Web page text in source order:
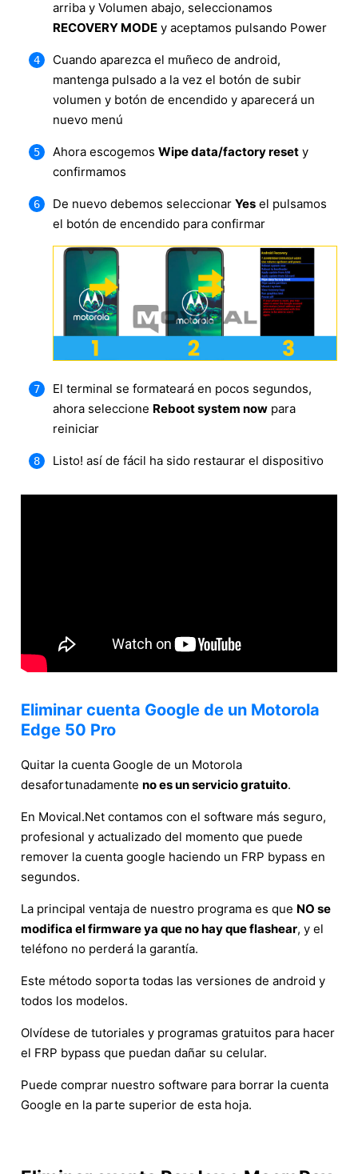
arriba y Volumen abajo, seleccionamos
RECOVERY MODE y aceptamos pulsando Power
Cuando aparezca el muñeco de android,
mantenga pulsado a la vez el botón de subir
volumen y botón de encendido y aparecerá un
nuevo menú
Ahora escogemos Wipe data/factory reset y
confirmamos
De nuevo debemos seleccionar Yes el pulsamos
el botón de encendido para confirmar
El terminal se formateará en pocos segundos,
ahora seleccione Reboot system now para
reiniciar
Listo! así de fácil ha sido restaurar el dispositivo
Eliminar cuenta Google de un Motorola
Edge 50 Pro
Quitar la cuenta Google de un Motorola
desafortunadamente no es un servicio gratuito.
En Movical.Net contamos con el software más seguro,
profesional y actualizado del momento que puede
remover la cuenta google haciendo un FRP bypass en
segundos.
La principal ventaja de nuestro programa es que NO se
modifica el firmware ya que no hay que flashear, y el
teléfono no perderá la garantía.
Este método soporta todas las versiones de android y
todos los modelos.
Olvídese de tutoriales y programas gratuitos para hacer
el FRP bypass que puedan dañar su celular.
Puede comprar nuestro software para borrar la cuenta
Google en la parte superior de esta hoja.